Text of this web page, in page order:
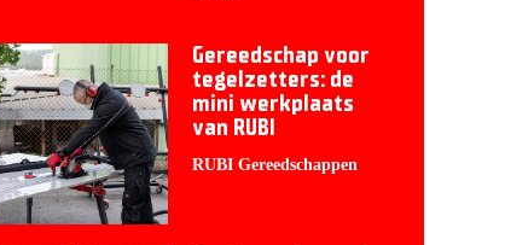
Gereedschap voor
tegelzetters: de
mini werkplaats
van RUBI
RUBI Gereedschappen